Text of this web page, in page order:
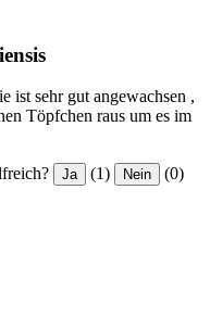
ist sehr gut angewachsen ,
Töpfchen raus um es im
Ja (1) Nein (0)